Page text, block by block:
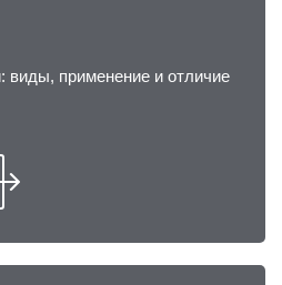
виды, применение и отличие